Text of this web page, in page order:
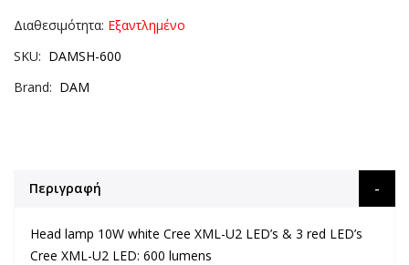
Διαθεσιμότητα: Εξαντλημένο
SKU
DAMSH-600
Brand
DAM
Περιγραφή
Head lamp 10W white Cree XML-U2 LED’s & 3 red LED’s
Cree XML-U2 LED: 600 lumens